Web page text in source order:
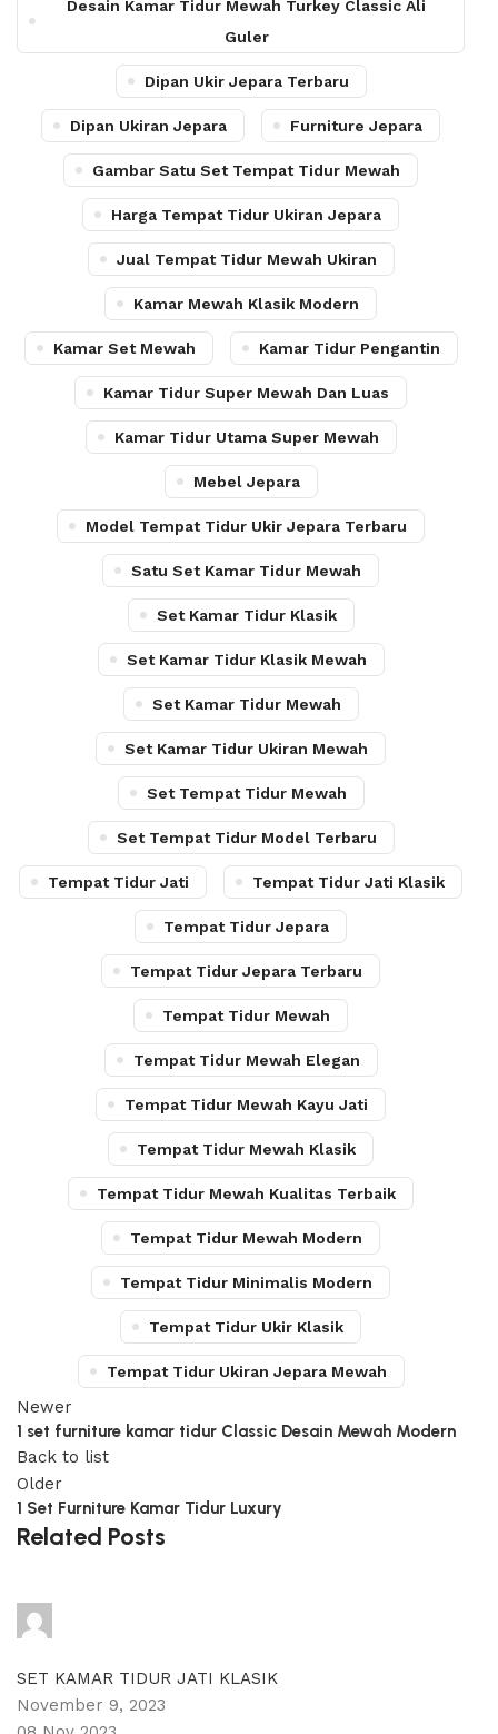
Desain Kamar Tidur Mewah Turkey Classic Ali
Guler
Dipan Ukir Jepara Terbaru
Dipan Ukiran Jepara Furniture Jepara
Gambar Satu Set Tempat Tidur Mewah
Harga Tempat Tidur Ukiran Jepara
Jual Tempat Tidur Mewah Ukiran
Kamar Mewah Klasik Modern
Kamar Set Mewah Kamar Tidur Pengantin
Kamar Tidur Super Mewah Dan Luas
Kamar Tidur Utama Super Mewah
Mebel Jepara
Model Tempat Tidur Ukir Jepara Terbaru
Satu Set Kamar Tidur Mewah
Set Kamar Tidur Klasik
Set Kamar Tidur Klasik Mewah
Set Kamar Tidur Mewah
Set Kamar Tidur Ukiran Mewah
Set Tempat Tidur Mewah
Set Tempat Tidur Model Terbaru
Tempat Tidur Jati Tempat Tidur Jati Klasik
Tempat Tidur Jepara
Tempat Tidur Jepara Terbaru
Tempat Tidur Mewah
Tempat Tidur Mewah Elegan
Tempat Tidur Mewah Kayu Jati
Tempat Tidur Mewah Klasik
Tempat Tidur Mewah Kualitas Terbaik
Tempat Tidur Mewah Modern
Tempat Tidur Minimalis Modern
Tempat Tidur Ukir Klasik
Tempat Tidur Ukiran Jepara Mewah
Newer
1 set furniture kamar tidur Classic Desain Mewah Modern
Back to list
Older
1 Set Furniture Kamar Tidur Luxury
Related Posts
SET KAMAR TIDUR JATI KLASIK
November 9, 2023